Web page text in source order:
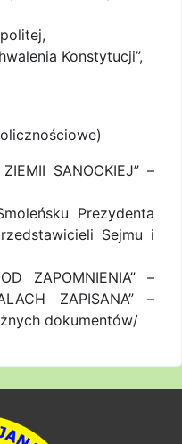
Konstytucji”,
SANOCKIEJ” –
Prezydenta
Sejmu i
ZAPOMNIENIA” –
ZAPISANA” –
dokumentów/